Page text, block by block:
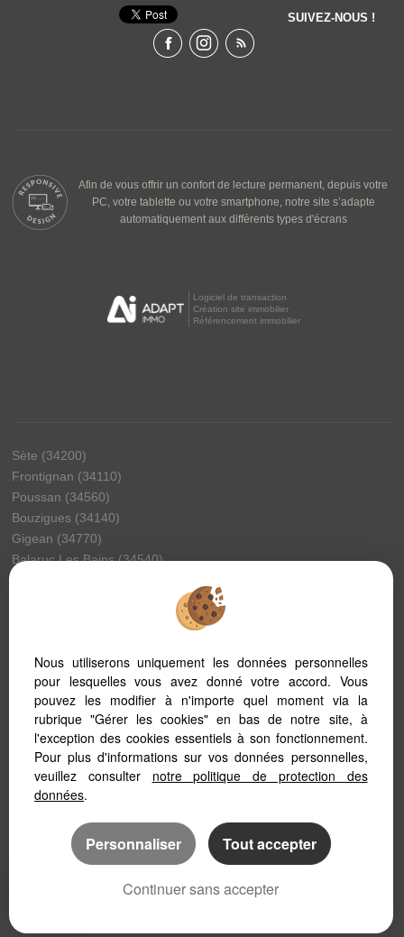
SUIVEZ-NOUS !
Afin de vous offrir un confort de lecture permanent, depuis votre
PC, votre tablette ou votre smartphone, notre site s’adapte
automatiquement aux différents types d'écrans
Logiciel de transaction
Création site immobilier
Référencement immobilier
Sète (34200)
Frontignan (34110)
Poussan (34560)
Bouzigues (34140)
Gigean (34770)
Balaruc Les Bains (34540)
Villeveyrac (34560)
Llo (66800)
La Peyrade (34110)
Meze (34140)
Montagnac (34530)
Montpellier (34070)
Balaruc Le Vieux (34540)
Nous utiliserons uniquement les données personnelles
pour lesquelles vous avez donné votre accord. Vous
pouvez les modifier à n'importe quel moment via la
rubrique "Gérer les cookies" en bas de notre site, à
l'exception des cookies essentiels à son fonctionnement.
Pour plus d'informations sur vos données personnelles,
veuillez consulter notre politique de protection des
données.
Personnaliser Tout accepter
Continuer sans accepter